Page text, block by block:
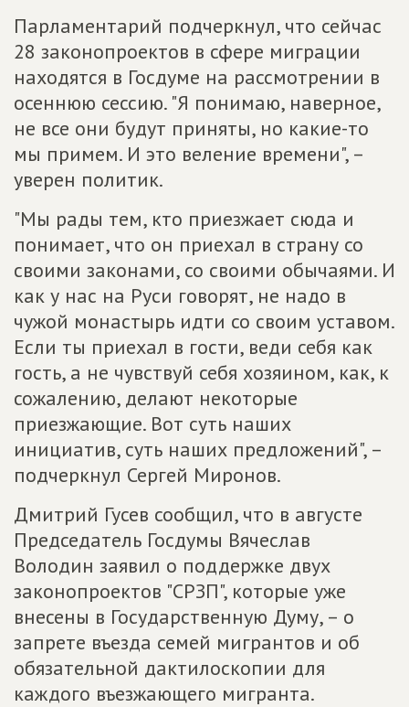
Парламентарий подчеркнул, что сейчас
28 законопроектов в сфере миграции
находятся в Госдуме на рассмотрении в
осеннюю сессию. "Я понимаю, наверное,
не все они будут приняты, но какие-то
мы примем. И это веление времени", –
уверен политик.
"Мы рады тем, кто приезжает сюда и
понимает, что он приехал в страну со
своими законами, со своими обычаями. И
как у нас на Руси говорят, не надо в
чужой монастырь идти со своим уставом.
Если ты приехал в гости, веди себя как
гость, а не чувствуй себя хозяином, как, к
сожалению, делают некоторые
приезжающие. Вот суть наших
инициатив, суть наших предложений", –
подчеркнул Сергей Миронов.
Дмитрий Гусев сообщил, что в августе
Председатель Госдумы Вячеслав
Володин заявил о поддержке двух
законопроектов "СРЗП", которые уже
внесены в Государственную Думу, – о
запрете въезда семей мигрантов и об
обязательной дактилоскопии для
каждого въезжающего мигранта.